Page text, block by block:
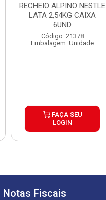
RECHEIO ALPINO NESTLE
LATA 2,54KG CAIXA
6UND
Código: 21378
Embalagem: Unidade
FAÇA SEU
LOGIN
Notas Fiscais